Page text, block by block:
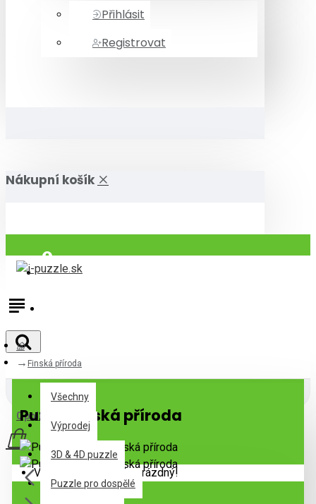
Přihlásit
Registrovat
Nákupní košík
Přihlásit
Všechny
Všechny
Výprodej
3D & 4D puzzle
Puzzle pro dospělé
0 položek - 0,00€
Váš nákupní košík je prázdný!
Finská příroda
Puzzle Finská příroda